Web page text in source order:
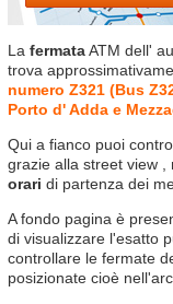
La fermataATM dell'
trova
numero Z321 (Bus
Porto d' Adda e
Qui a fianco puoi
grazie alla street view
orari di partenza dei
A fondo pagina è
di visualizzare l'esatto
controllare le fermate
posizionate cioè